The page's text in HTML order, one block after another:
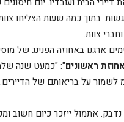
בתוך כמה שעות הצליחו
ארגנו באחוזה הפנינג של
ראשונים": "כמעט שנה
לשמור על בריאותם של הדיירים.
אתמול ייזכר כיום חשוב